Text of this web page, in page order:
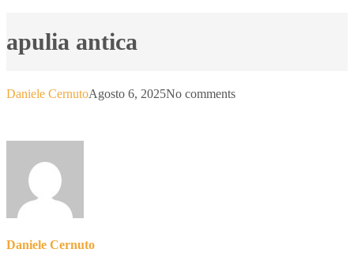
apulia antica
Daniele CernutoAgosto 6, 2025No comments
Daniele Cernuto